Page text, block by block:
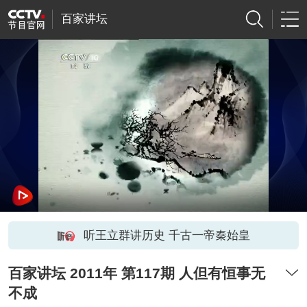
百家讲坛
听王立群讲历史 千古一帝秦始皇
百家讲坛 2011年 第117期 人但有恒事无
不成